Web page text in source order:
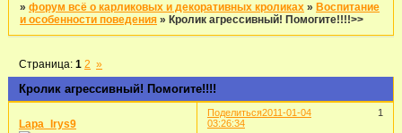
»форум всё о карликовых и декоративных кроликах » Воспитание
и особенности поведения » Кролик агрессивный! Помогите!!!!>>
Кролик агрессивный! Помогите!!!!
Страница:1 2 »
Поделиться 1
2011-01-04
03:26:34
Lapa_Irys9